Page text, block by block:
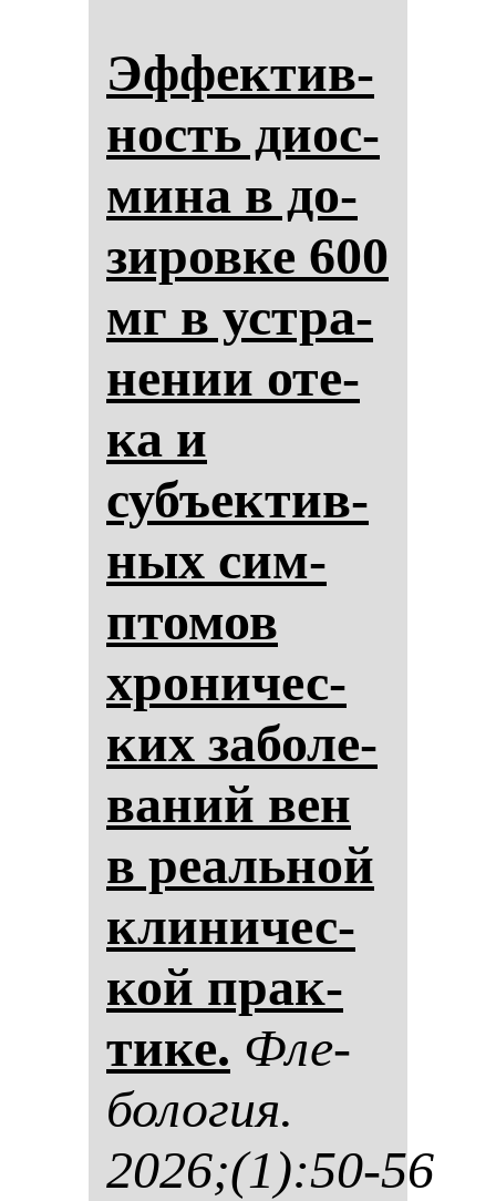
Эф­фек­тив­
ность ди­ос­
ми­на в до­
зи­ров­ке 600
мг в ус­тра­
не­нии оте­
ка и
субъек­тив­
ных сим­
пто­мов
хро­ни­чес­
ких за­бо­ле­
ва­ний вен
в ре­аль­ной
кли­ни­чес­
кой прак­
ти­ке. Фле­
бо­ло­гия.
2026;(1):50-56